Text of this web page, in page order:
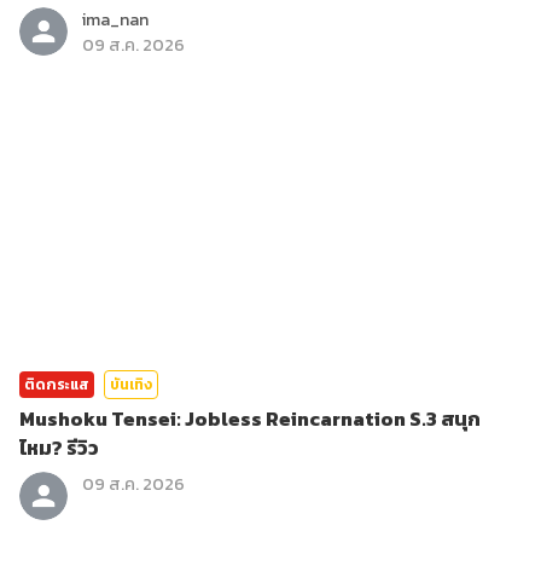
ima_nan
09 ส.ค. 2026
ติดกระแส บันเทิง
Mushoku Tensei: Jobless Reincarnation S.3 สนุก
ไหม? รีวิว
09 ส.ค. 2026